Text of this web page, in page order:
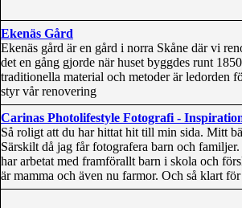
Ekenäs Gård
Ekenäs gård är en gård i norra Skåne där vi
det en gång gjorde när huset byggdes runt
traditionella material och metoder är ledorden
styr vår renovering
Carinas Photolifestyle Fotografi -
Så roligt att du har hittat hit till min sida. Mitt
Särskilt då jag får fotografera barn och
har arbetat med framförallt barn i skola och
är mamma och även nu farmor. Och så klart